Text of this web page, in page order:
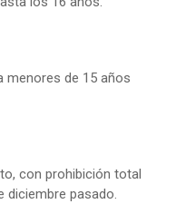
menores de 15 años
con prohibición total
diciembre pasado.